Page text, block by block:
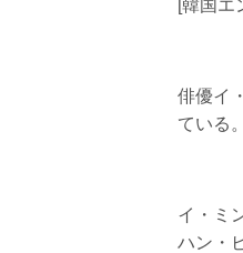
[韓国エ
俳優イ
ている。
イ・ミ
ハン・